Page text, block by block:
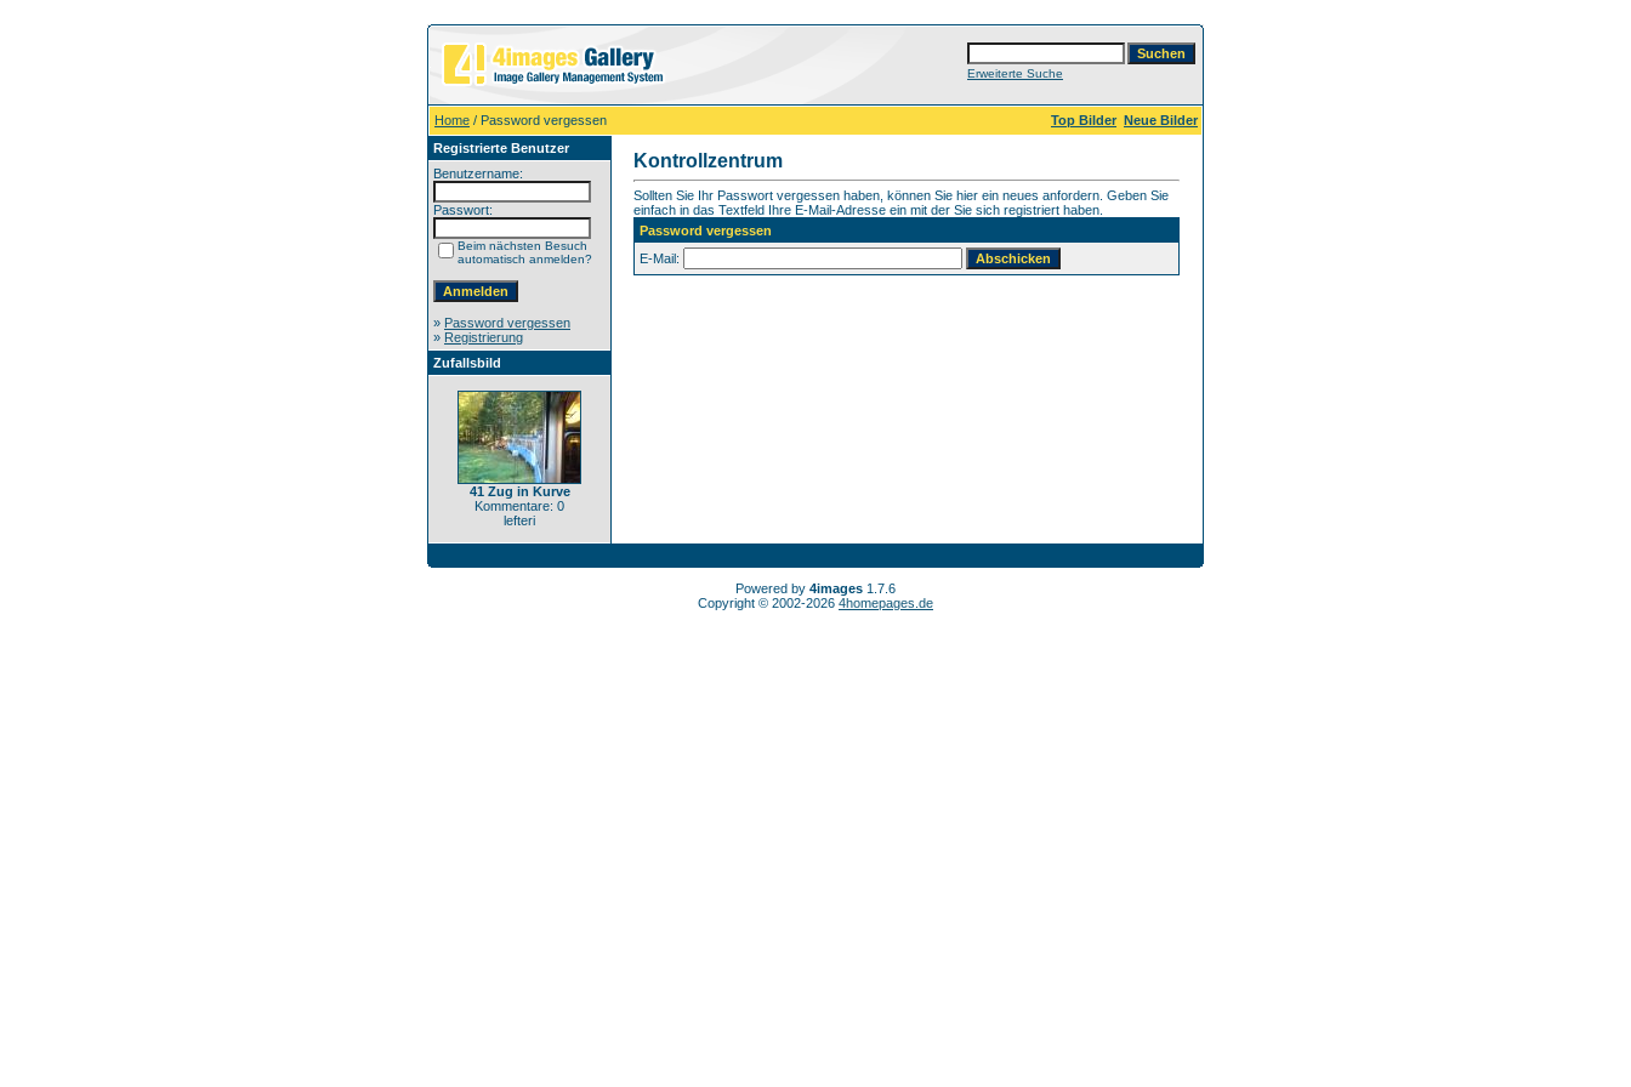
Erweiterte Suche
Home / Password vergessen Top Bilder Neue Bilder
Registrierte Benutzer
Benutzername:
Passwort:
Beim nächsten Besuch
automatisch anmelden?
» Password vergessen
» Registrierung
Zufallsbild
41 Zug in Kurve
Kommentare: 0
lefteri
Kontrollzentrum
Sollten Sie Ihr Passwort vergessen haben, können Sie hier ein neues anfordern. Geben Sie
einfach in das Textfeld Ihre E-Mail-Adresse ein mit der Sie sich registriert haben.
Password vergessen
E-Mail:
Powered by 4images 1.7.6
Copyright © 2002-2026 4homepages.de